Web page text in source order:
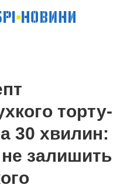
торту-
30 хвилин:
залишить